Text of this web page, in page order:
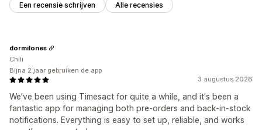
Een recensie schrijven Alle recensies
3 augustus 2026
We've been using Timesact for quite a while, and it's been a
fantastic app for managing both pre-orders and back-in-stock
notifications. Everything is easy to set up, reliable, and works
dormilones
Chili
Bijna 2 jaar gebruiken de app